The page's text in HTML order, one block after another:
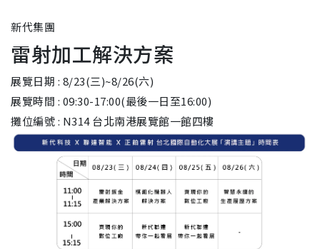
新代集團
雷射加工解決方案
展覽日期 : 8/23(三)~8/26(六)
展覽時間 : 09:30-17:00(最後一日至16:00)
攤位編號 : N314 台北南港展覽館一館四樓